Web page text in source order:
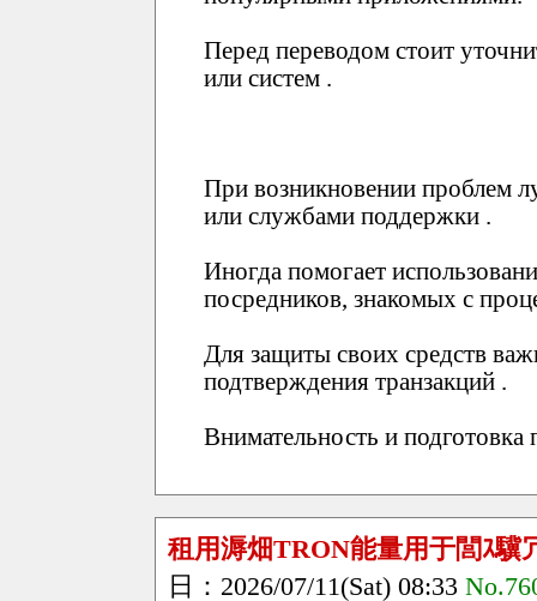
Перед переводом стоит
или систем .
При возникновении проблем
или службами поддержки .
Иногда помогает
посредников, знакомых с
Для защиты своих средств
подтверждения транзакций .
Внимательность и
租用溽畑TRON能量用于閭ｽ驥
日：2026/07/11(Sat) 08:33